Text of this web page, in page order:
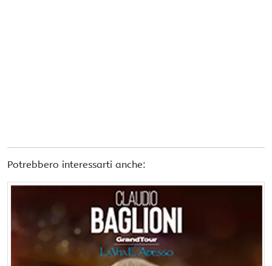
Potrebbero interessarti anche: